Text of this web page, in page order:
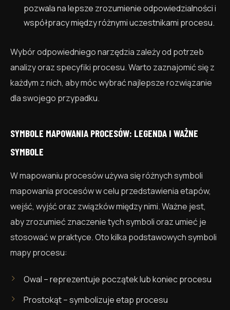
pozwala na lepsze zrozumienie odpowiedzialności i
współpracy między różnymi uczestnikami procesu.
Wybór odpowiedniego narzędzia zależy od potrzeb
analizy oraz specyfiki procesu. Warto zaznajomić się z
każdym z nich, aby móc wybrać najlepsze rozwiązanie
dla swojego przypadku.
SYMBOLE MAPOWANIA PROCESÓW: LEGENDA I WAŻNE
SYMBOLE
W mapowaniu procesów używa się różnych symboli
mapowania procesów w celu przedstawienia etapów,
wejść, wyjść oraz związków między nimi. Ważne jest,
aby zrozumieć znaczenie tych symboli oraz umieć je
stosować w praktyce. Oto kilka podstawowych symboli
mapy procesu:
Owal – reprezentuje początek lub koniec procesu
Prostokąt – symbolizuje etap procesu